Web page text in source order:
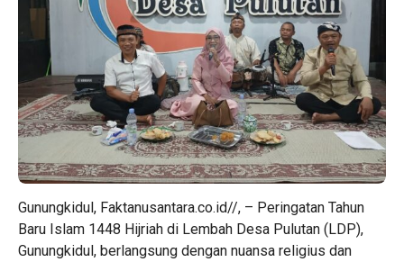
Gunungkidul, Faktanusantara.co.id//, – Peringatan Tahun
Baru Islam 1448 Hijriah di Lembah Desa Pulutan (LDP),
Gunungkidul, berlangsung dengan nuansa religius dan